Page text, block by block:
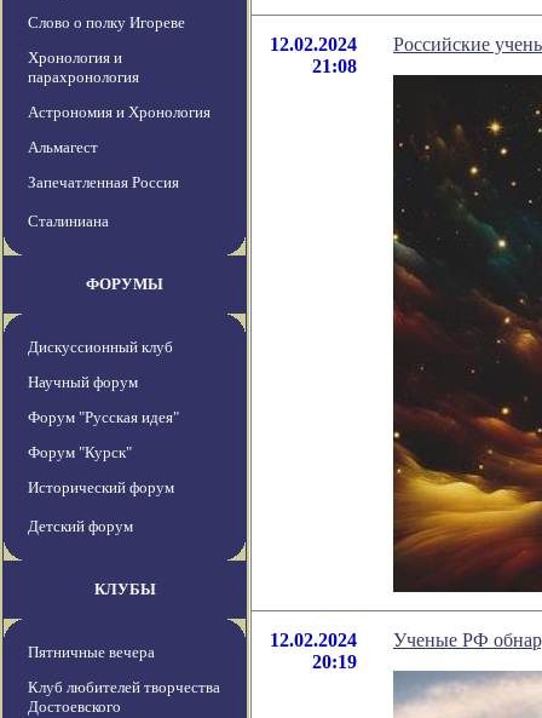
Слово о полку Игореве
Хронология и
парахронология
Астрономия и Хронология
Альмагест
Запечатленная Россия
Сталиниана
ФОРУМЫ
Дискуссионный клуб
Научный форум
Форум "Русская идея"
Форум "Курск"
Исторический форум
Детский форум
КЛУБЫ
Пятничные вечера
Клуб любителей творчества
Достоевского
12.02.2024
21:08
Российские
12.02.2024
20:19
Ученые РФ